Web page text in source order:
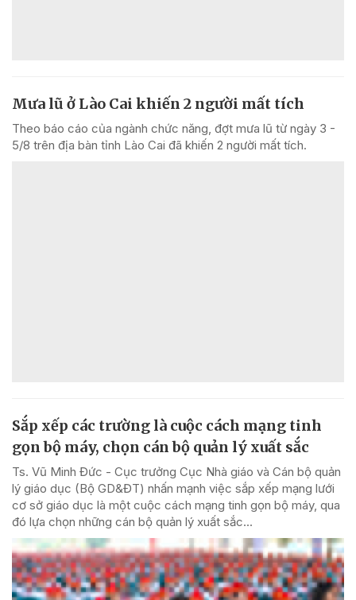
Mưa lũ ở Lào Cai khiến 2 người mất tích
Theo báo cáo của ngành chức năng, đợt mưa lũ từ ngày 3 -
5/8 trên địa bàn tỉnh Lào Cai đã khiến 2 người mất tích.
Sắp xếp các trường là cuộc cách mạng tinh
gọn bộ máy, chọn cán bộ quản lý xuất sắc
Ts. Vũ Minh Đức - Cục trưởng Cục Nhà giáo và Cán bộ quản
lý giáo dục (Bộ GD&ĐT) nhấn mạnh việc sắp xếp mạng lưới
cơ sở giáo dục là một cuộc cách mạng tinh gọn bộ máy, qua
đó lựa chọn những cán bộ quản lý xuất sắc...